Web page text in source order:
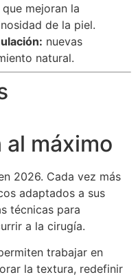
que mejoran la
de la piel.
nuevas
natural.
máximo
2026. Cada vez más
adaptados a sus
técnicas para
a la cirugía.
trabajar en
la textura, redefinir